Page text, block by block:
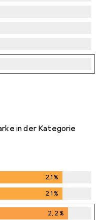
in der Kategorie
2,1%
2,1%
2,2%